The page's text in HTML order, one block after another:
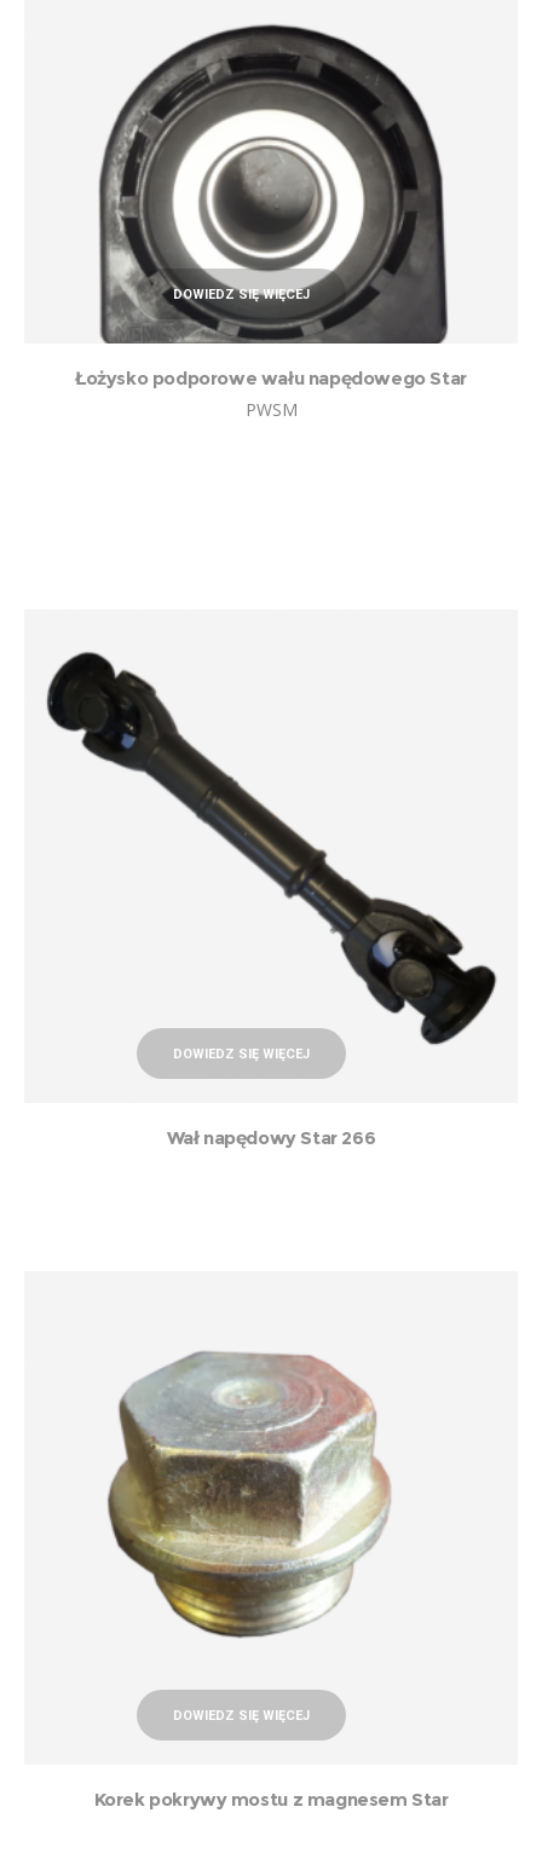
DOWIEDZ SIĘ WIĘCEJ
Łożysko podporowe wału napędowego Star
PWSM
DOWIEDZ SIĘ WIĘCEJ
Wał napędowy Star 266
DOWIEDZ SIĘ WIĘCEJ
Korek pokrywy mostu z magnesem Star